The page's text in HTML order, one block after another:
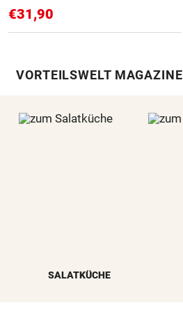
€31,90
VORTEILSWELT MAGAZINE
SALATKÜCHE